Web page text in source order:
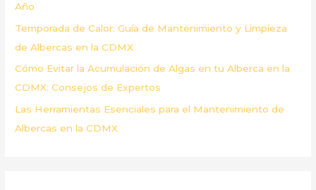
Año
Temporada de Calor: Guía de Mantenimiento y Limpieza
de Albercas en la CDMX
Cómo Evitar la Acumulación de Algas en tu Alberca en la
CDMX: Consejos de Expertos
Las Herramientas Esenciales para el Mantenimiento de
Albercas en la CDMX